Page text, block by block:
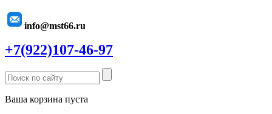
info@mst66.ru
+7(922)107-46-97
Ваша корзина пуста